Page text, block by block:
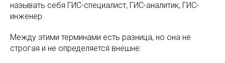
называть себя ГИС-специалист, ГИС-аналитик, ГИС-
инженер.
Между этими терминами есть разница, но она не
строгая и не определяется внешне: